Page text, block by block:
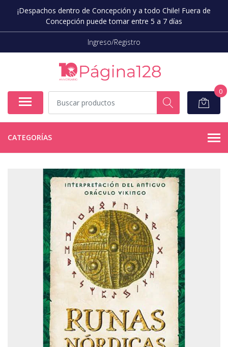
¡Despachos dentro de Concepción y a todo Chile! Fuera de
Concepción puede tomar entre 5 a 7 días
Ingreso/Registro
0
CATEGORÍAS